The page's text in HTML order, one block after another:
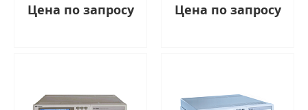
Цена по запросу Цена по запросу